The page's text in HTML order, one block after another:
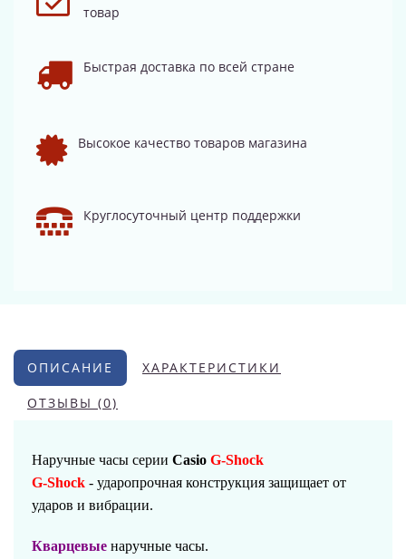
товар
Быстрая доставка по всей стране
Высокое качество товаров магазина
Круглосуточный центр поддержки
ОПИСАНИЕ ХАРАКТЕРИСТИКИ
ОТЗЫВЫ (0)
Наручные часы серии Casio G-Shock
G-Shock - ударопрочная конструкция защищает от
ударов и вибрации.
Кварцевые наручные часы.